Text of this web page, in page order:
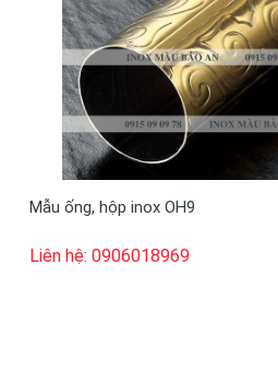
Mẫu ống, hộp inox OH9
Liên hệ: 0906018969